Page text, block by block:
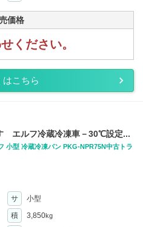
価格
ください。
はこちら
エルフ冷蔵冷凍車－30℃設定...
小型 冷蔵冷凍バン PKG-NPR75N中古トラ
サ
小型
積 3,850kg